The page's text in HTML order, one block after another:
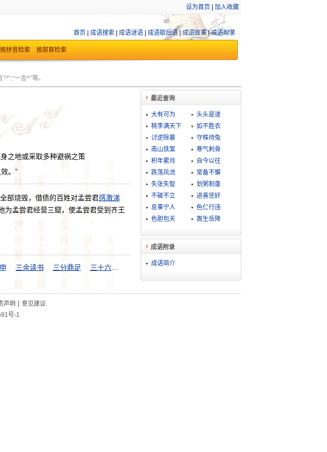
设为首页 加入收藏
首页 成语搜索| 成语谜语| 成语歇后语| 成语故事|成语附录
按拼音检索 按部首检索
一言*”等。
之地或采取多种避祸之策
。”
部烧毁，借债的百姓对孟尝君感激涕
为孟尝君经营三窟，使孟尝君受到齐王
三余读书 三分鼎足
三十六策，走为上策
最近查询
大有可为
头头是道
桃李满天下
如不胜衣
讨逆除暴
守株待兔
南山铁案
寒气刺骨
积年累月
自今以往
跌荡风流
常备不懈
失张失智
划粥割齑
不破不立
进善惩奸
息事宁人
色仁行违
色胆包天
嵩生岳降
成语附录
成语简介
声明 | 意见建议
号-1